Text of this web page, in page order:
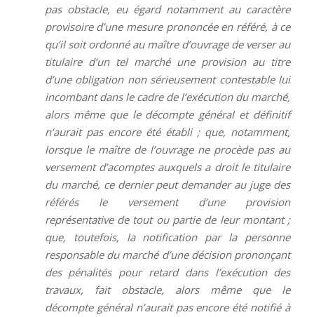
pas obstacle, eu égard notamment au caractère
provisoire d’une mesure prononcée en référé, à ce
qu’il soit ordonné au maître d’ouvrage de verser au
titulaire d’un tel marché une provision au titre
d’une obligation non sérieusement contestable lui
incombant dans le cadre de l’exécution du marché,
alors même que le décompte général et définitif
n’aurait pas encore été établi ; que, notamment,
lorsque le maître de l’ouvrage ne procède pas au
versement d’acomptes auxquels a droit le titulaire
du marché, ce dernier peut demander au juge des
référés le versement d’une provision
représentative de tout ou partie de leur montant ;
que, toutefois, la notification par la personne
responsable du marché d’une décision prononçant
des pénalités pour retard dans l’exécution des
travaux, fait obstacle, alors même que le
décompte général n’aurait pas encore été notifié à